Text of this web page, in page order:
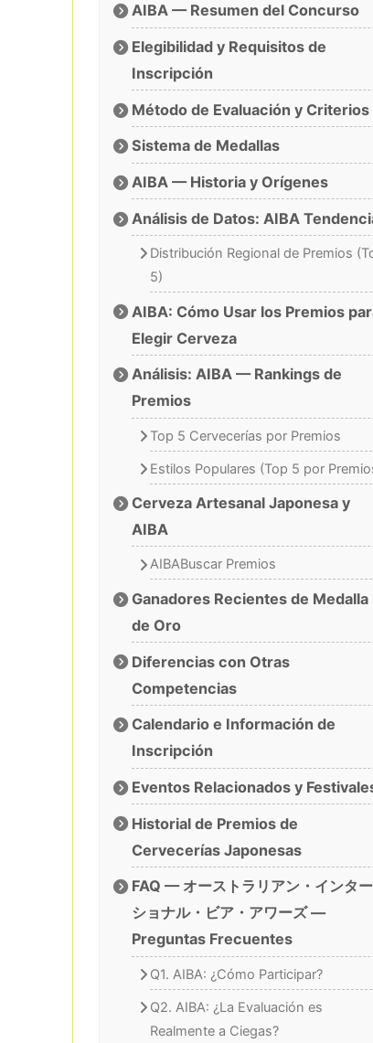
AIBA — Resumen del Concurso
Elegibilidad y Requisitos de
Inscripción
Método de Evaluación y Criterios
Sistema de Medallas
AIBA — Historia y Orígenes
Análisis de Datos: AIBA
Distribución Regional de Premios
5)
AIBA: Cómo Usar los Premios
Elegir Cerveza
Análisis: AIBA — Rankings de
Premios
Top 5 Cervecerías por Premios
Estilos Populares (Top 5 por
Cerveza Artesanal Japonesa y
AIBA
AIBABuscar Premios
Ganadores Recientes de Medalla
de Oro
Diferencias con Otras
Competencias
Calendario e Información de
Inscripción
Eventos Relacionados y
Historial de Premios de
Cervecerías Japonesas
FAQ — オーストラリアン・インタ
ショナル・ビア・アワーズ —
Preguntas Frecuentes
Q1. AIBA: ¿Cómo Participar?
Q2. AIBA: ¿La Evaluación es
Realmente a Ciegas?